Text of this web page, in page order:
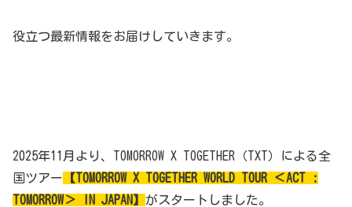
役立つ最新情報をお届けしていきます。
2025年11月より、TOMORROW X TOGETHER（TXT）による全
国ツアー 【TOMORROW X TOGETHER WORLD TOUR ＜ACT :
TOMORROW＞ IN JAPAN】 がスタートしました。